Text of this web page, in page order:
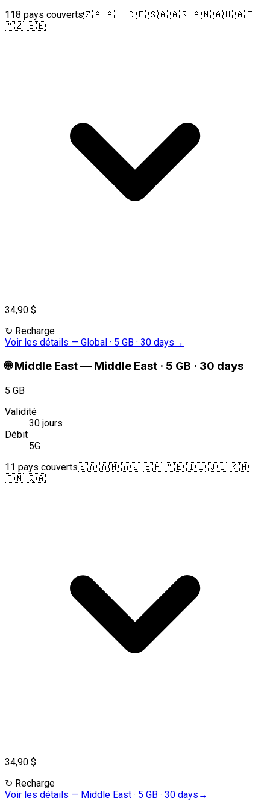
118 pays couverts🇿🇦 🇦🇱 🇩🇪 🇸🇦 🇦🇷 🇦🇲 🇦🇺 🇦🇹
🇦🇿 🇧🇪
34,90 $
↻ Recharge
Voir les détails — Global · 5 GB · 30 days →
🌐 Middle East— Middle East · 5 GB · 30 days
5 GB
Validité
30 jours
Débit
5G
11 pays couverts🇸🇦 🇦🇲 🇦🇿 🇧🇭 🇦🇪 🇮🇱 🇯🇴 🇰🇼
🇴🇲 🇶🇦
34,90 $
↻ Recharge
Voir les détails — Middle East · 5 GB · 30 days →